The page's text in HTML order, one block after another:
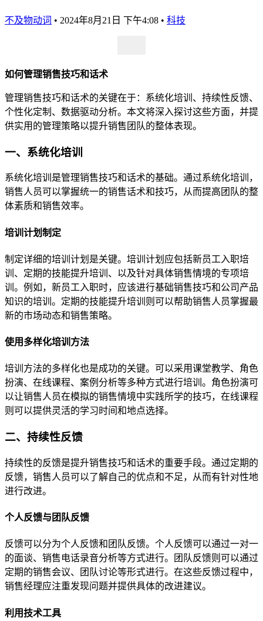
不及物动词 • 2024年8月21日 下午4:08 • 科技
如何管理销售技巧和话术
管理销售技巧和话术的关键在于：系统化培训、持续性反馈、
个性化定制、数据驱动分析。本文将深入探讨这些方面，并提
供实用的管理策略以提升销售团队的整体表现。
一、系统化培训
系统化培训是管理销售技巧和话术的基础。通过系统化培训，
销售人员可以掌握统一的销售话术和技巧，从而提高团队的整
体素质和销售效率。
培训计划制定
制定详细的培训计划是关键。培训计划应包括新员工入职培
训、定期的技能提升培训、以及针对具体销售情境的专项培
训。例如，新员工入职时，应该进行基础销售技巧和公司产品
知识的培训。定期的技能提升培训则可以帮助销售人员掌握最
新的市场动态和销售策略。
使用多样化培训方法
培训方法的多样化也是成功的关键。可以采用课堂教学、角色
扮演、在线课程、案例分析等多种方式进行培训。角色扮演可
以让销售人员在模拟的销售情境中实践所学的技巧，在线课程
则可以提供灵活的学习时间和地点选择。
二、持续性反馈
持续性的反馈是提升销售技巧和话术的重要手段。通过定期的
反馈，销售人员可以了解自己的优点和不足，从而有针对性地
进行改进。
个人反馈与团队反馈
反馈可以分为个人反馈和团队反馈。个人反馈可以通过一对一
的面谈、销售电话录音分析等方式进行。团队反馈则可以通过
定期的销售会议、团队讨论等形式进行。在这些反馈过程中，
销售经理应注重发现问题并提供具体的改进建议。
利用技术工具